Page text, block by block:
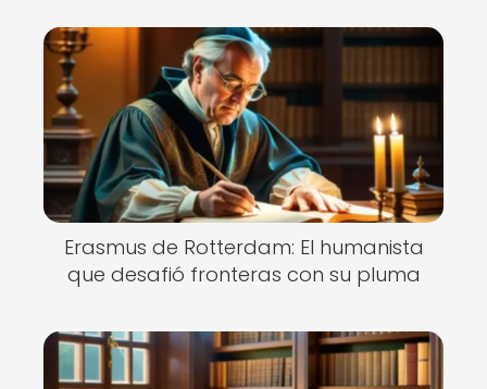
Erasmus de Rotterdam: El humanista
que desafió fronteras con su pluma